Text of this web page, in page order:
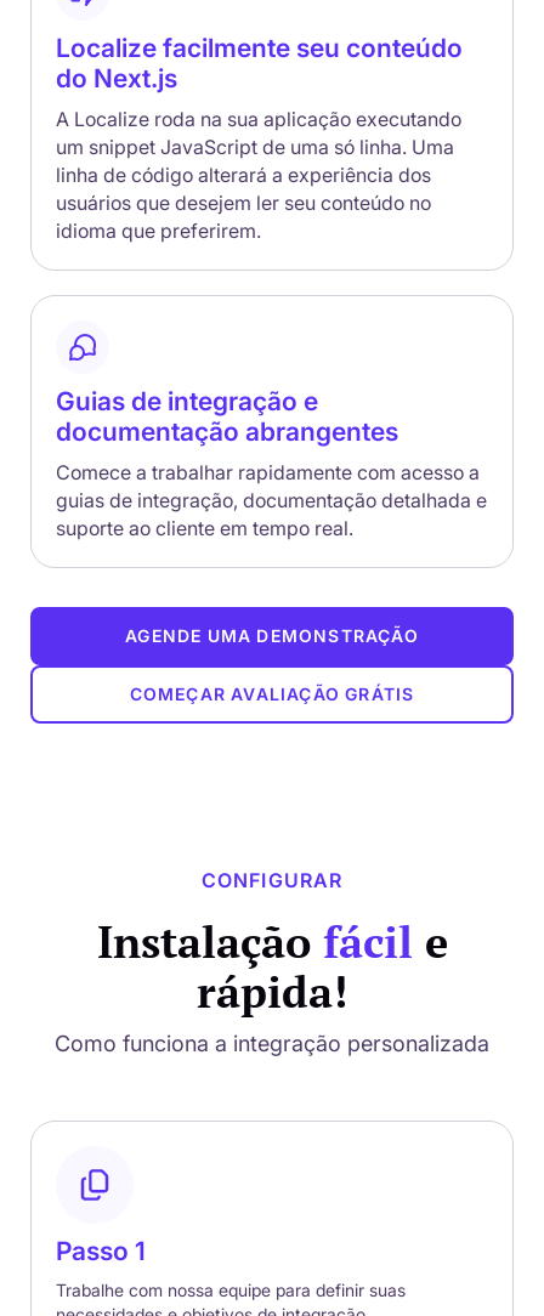
Localize facilmente seu conteúdo
do Next.js
A Localize roda na sua aplicação executando
um snippet JavaScript de uma só linha. Uma
linha de código alterará a experiência dos
usuários que desejem ler seu conteúdo no
idioma que preferirem.
Guias de integração e
documentação abrangentes
Comece a trabalhar rapidamente com acesso a
guias de integração, documentação detalhada e
suporte ao cliente em tempo real.
AGENDE UMA DEMONSTRAÇÃO
COMEÇAR AVALIAÇÃO GRÁTIS
CONFIGURAR
Instalação fácil e
rápida!
Como funciona a integração personalizada
Passo 1
Trabalhe com nossa equipe para definir suas